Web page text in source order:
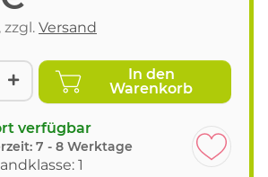
zzgl. Versand
In den
Warenkorb
verfügbar
7 - 8 Werktage
1